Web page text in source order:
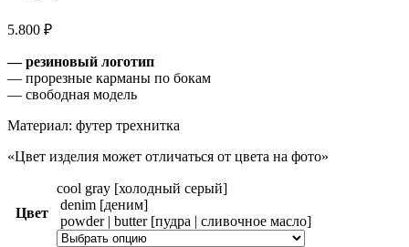
5.800 ₽
— резиновый логотип
— прорезные карманы по бокам
— свободная модель
Материал: футер трехнитка
«Цвет изделия может отличаться от цвета на фото»
Цвет
cool gray [холодный серый]
denim [деним]
powder | butter [пудра | сливочное масло]